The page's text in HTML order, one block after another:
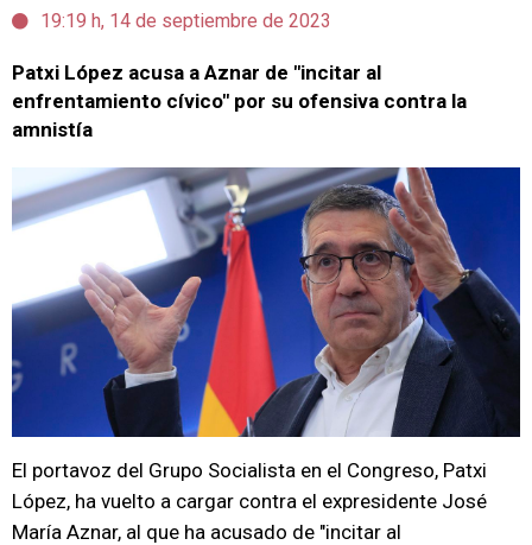
19:19 h, 14 de septiembre de 2023
Patxi López acusa a Aznar de "incitar al
enfrentamiento cívico" por su ofensiva contra la
amnistía
El portavoz del Grupo Socialista en el Congreso, Patxi
López, ha vuelto a cargar contra el expresidente José
María Aznar, al que ha acusado de "incitar al